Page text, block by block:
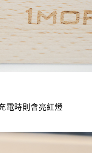
電時則會亮紅燈